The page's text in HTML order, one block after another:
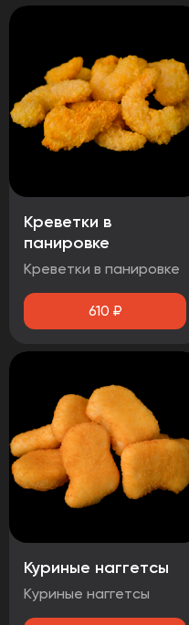
Креветки в
панировке
Креветки в панировке
610 ₽
Куриные наггетсы
Куриные наггетсы